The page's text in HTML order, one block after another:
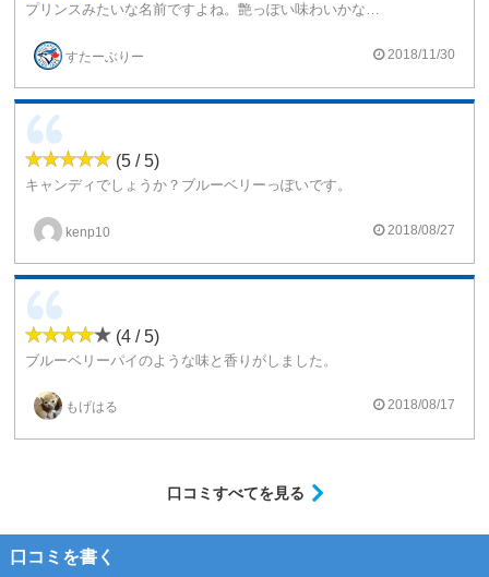
プリンスみたいな名前ですよね。艶っぽい味わいかなって期待しながら、1吸い。ブルーベリーだっていう味でした。プルームテックのパープルクーラーに絶対合う
すたーぶりー 2018/11/30
(5 / 5)
キャンディでしょうか？ブルーベリーっぽいです。
kenp10 2018/08/27
(4 / 5)
ブルーベリーパイのような味と香りがしました。
なかなか癖になる味です。
もげはる 2018/08/17
口コミすべてを見る
口コミを書く